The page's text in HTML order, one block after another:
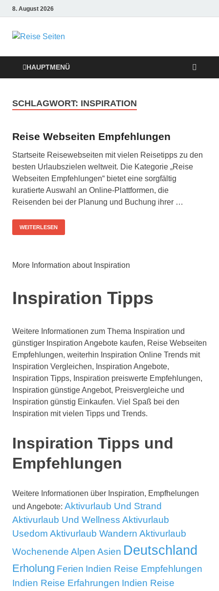
8. August 2026
Die besten
Reise-Webseiten
für Ihre perfekte
Reiseplanung
HAUPTMENÜ
SCHLAGWORT: INSPIRATION
Reise Webseiten Empfehlungen
Startseite Reisewebseiten mit vielen Reisetipps zu den
besten Urlaubszielen weltweit. Die Kategorie „Reise
Webseiten Empfehlungen“ bietet eine sorgfältig
kuratierte Auswahl an Online-Plattformen, die
Reisenden bei der Planung und Buchung ihrer …
WEITERLESEN
More Information about Inspiration
Inspiration Tipps
Weitere Informationen zum Thema Inspiration und
günstiger Inspiration Angebote kaufen, Reise Webseiten
Empfehlungen, weiterhin Inspiration Online Trends mit
Inspiration Vergleichen, Inspiration Angebote,
Inspiration Tipps, Inspiration preiswerte Empfehlungen,
Inspiration günstige Angebot, Preisvergleiche und
Inspiration günstig Einkaufen. Viel Spaß bei den
Inspiration mit vielen Tipps und Trends.
Inspiration Tipps und
Empfehlungen
Weitere Informationen über Inspiration, Empfhelungen
und Angebote: Aktivurlaub Und Strand
Aktivurlaub Und Wellness Aktivurlaub
Usedom Aktivurlaub Wandern Aktivurlaub
Wochenende Alpen Asien Deutschland
Erholung Ferien Indien Reise Empfehlungen
Indien Reise Erfahrungen Indien Reise